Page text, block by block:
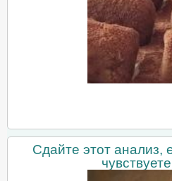
Сдайте этот анализ,